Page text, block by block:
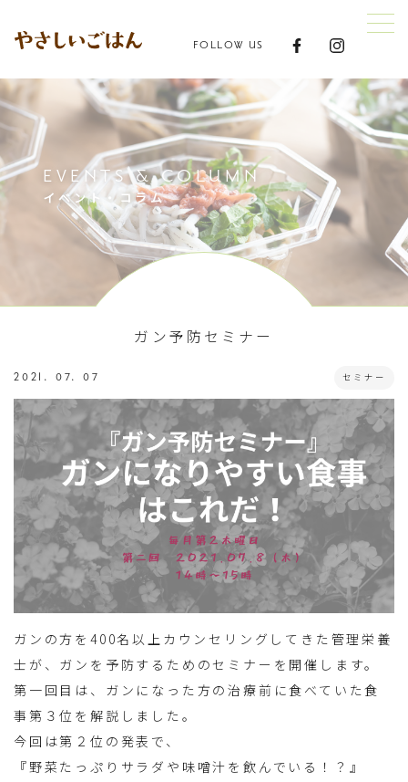
FOLLOW US
EVENTS & COLUMN
イベント・コラム
ガン予防セミナー
2021. 07. 07 セミナー
ガンの方を400名以上カウンセリングしてきた管理栄養
士が、ガンを予防するためのセミナーを開催します。
第一回目は、ガンになった方の治療前に食べていた食
事第３位を解説しました。
今回は第２位の発表で、
『野菜たっぷりサラダや味噌汁を飲んでいる！？』